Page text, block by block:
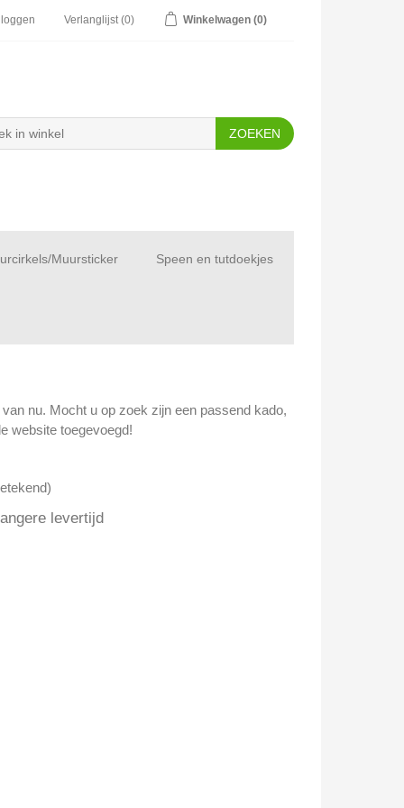
Verlanglijst (0) Winkelwagen (0)
Muursticker Speen en tutdoekjes
nu. Mocht u op zoek zijn een passend kado,
website toegevoegd!
levertijd